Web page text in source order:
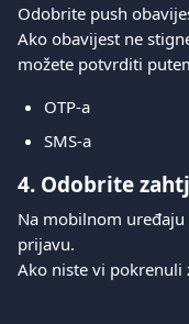
Odobrite push
Ako obavijest ne
možete potvrditi
OTP-a
SMS-a
4. Odobrite
Na mobilnom
prijavu.
Ako niste vi pokrenuli